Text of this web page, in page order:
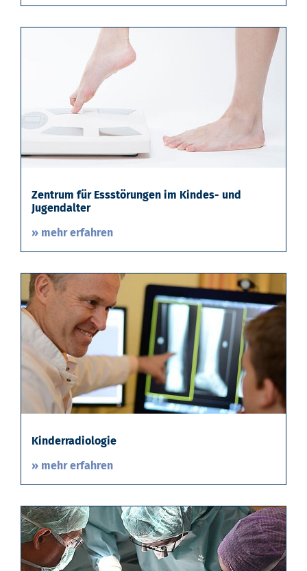
Zentrum für Essstörungen im Kindes- und
Jugendalter
» mehr erfahren
Kinderradiologie
» mehr erfahren